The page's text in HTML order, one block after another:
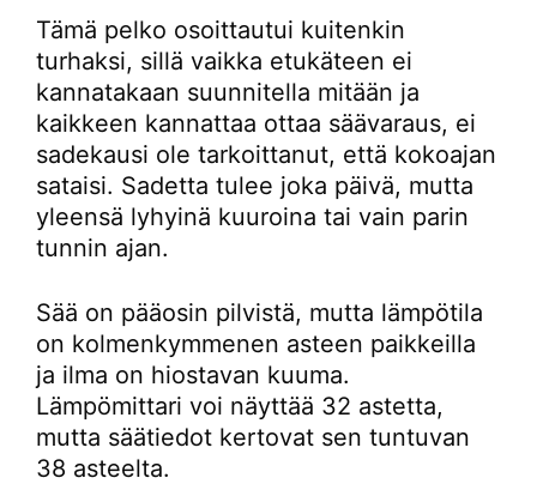
Tämä pelko osoittautui kuitenkin
turhaksi, sillä vaikka etukäteen ei
kannatakaan suunnitella mitään ja
kaikkeen kannattaa ottaa säävaraus, ei
sadekausi ole tarkoittanut, että kokoajan
sataisi. Sadetta tulee joka päivä, mutta
yleensä lyhyinä kuuroina tai vain parin
tunnin ajan.
Sää on pääosin pilvistä, mutta lämpötila
on kolmenkymmenen asteen paikkeilla
ja ilma on hiostavan kuuma.
Lämpömittari voi näyttää 32 astetta,
mutta säätiedot kertovat sen tuntuvan
38 asteelta.